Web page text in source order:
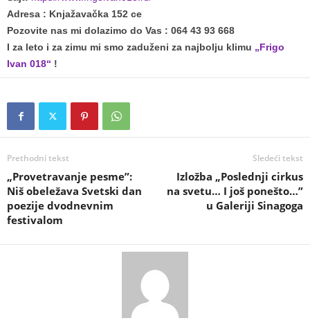
Adresa : Knjažavačka 152 ce
Pozovite nas mi dolazimo do Vas : 064 43 93 668
I za leto i za zimu mi smo zaduženi za najbolju klimu „Frigo
Ivan 018“ !
Prethodni tekst
„Provetravanje pesme”:
Niš obeležava Svetski dan
poezije dvodnevnim
festivalom
Sledeći tekst
Izložba „Poslednji cirkus
na svetu… I još ponešto…”
u Galeriji Sinagoga